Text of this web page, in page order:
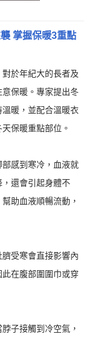
掌握保暖3重點
於年紀大的長者及
保暖。專家提出冬
暖，並配合溫暖衣
保暖重點部位。
感到寒冷，血液就
還會引起身體不
助血液順暢流動，
受寒會直接影響內
在腹部圍圍巾或穿
子接觸到冷空氣，